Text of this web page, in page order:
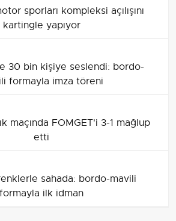
sporları kompleksi açılışını
kartingle yapıyor
30 bin kişiye seslendi: bordo-
formayla imza töreni
maçında FOMGET'i 3-1 mağlup
etti
sahada: bordo-mavili
formayla ilk idman